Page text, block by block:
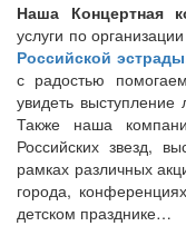
Наша Концертная
услуги по
Российской эстрады
с радостью
увидеть
Также наша
Российских звезд,
рамках различных
города,
детском празднике…